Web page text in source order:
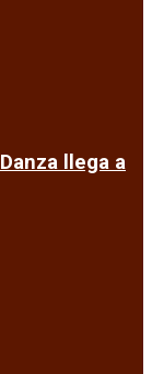
llega a